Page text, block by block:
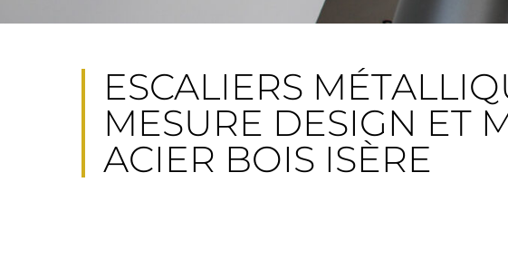
ESCALIERS
MESURE DESIGN ET
ACIER BOIS ISÈRE